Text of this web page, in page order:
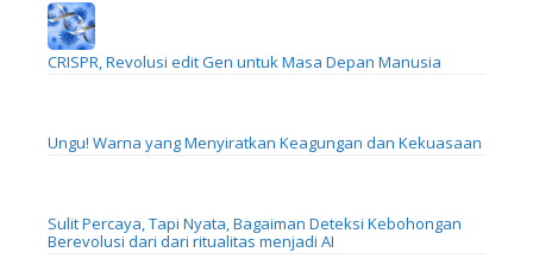
CRISPR, Revolusi edit Gen untuk Masa Depan Manusia
Ungu! Warna yang Menyiratkan Keagungan dan Kekuasaan
Sulit Percaya, Tapi Nyata, Bagaiman Deteksi Kebohongan
Berevolusi dari dari ritualitas menjadi AI